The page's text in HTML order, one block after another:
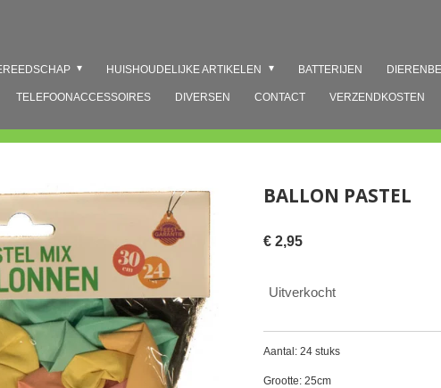
HUISHOUDELIJKE ARTIKELEN BATTERIJEN
TELEFOONACCESSOIRES DIVERSEN CONTACT VERZENDKOSTEN
BALLON PASTEL
€ 2,95
Uitverkocht
Aantal: 24 stuks
Grootte: 25cm